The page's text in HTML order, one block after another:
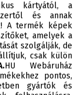
kártyától, a
és annak
A termék képek
amelyek a
szolgálják, de
csak külön
HU Webáruház
pontos,
gyártók és